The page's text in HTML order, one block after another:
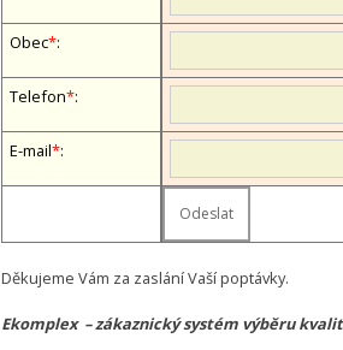
Obec*:
Telefon*:
E-mail*:
Děkujeme Vám za zaslání Vaší poptávky.
Ekomplex – zákaznický systém výběru